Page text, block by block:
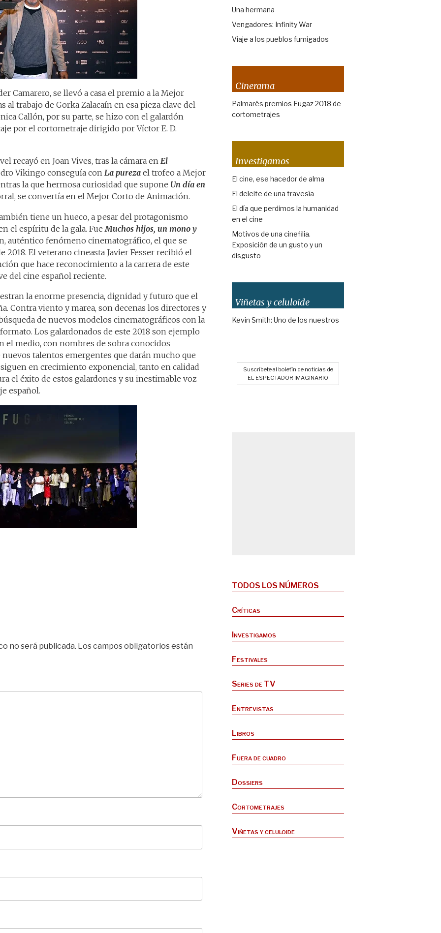
Camarero, se llevó a casa el premio a la Mejor
al trabajo de Gorka Zalacaín en esa pieza clave del
Callón, por su parte, se hizo con el galardón
por el cortometraje dirigido por Víctor E. D.
recayó en Joan Vives, tras la cámara en El
Vikingo conseguía conLa pureza el trofeo a Mejor
la que hermosa curiosidad que supone Un día en
se convertía en el Mejor Corto de Animación.
tiene un hueco, a pesar del protagonismo
el espíritu de la gala. Fue Muchos hijos, un mono y
auténtico fenómeno cinematográfico, el que se
2018. El veterano cineasta Javier Fesser recibió el
que hace reconocimiento a la carrera de este
del cine español reciente.
la enorme presencia, dignidad y futuro que el
Contra viento y marea, son decenas los directores y
de nuevos modelos cinematográficos con la
Los galardonados de este 2018 son ejemplo
el medio, con nombres de sobra conocidos
nuevos talentos emergentes que darán mucho que
siguen en crecimiento exponencial, tanto en calidad
el éxito de estos galardones y su inestimable voz
español.
no será publicada. Los campos obligatorios están
Una hermana
Vengadores: Infinity War
Viaje a los pueblos fumigados
Cinerama
Palmarés premios Fugaz 2018 de
cortometrajes
Investigamos
El cine, ese hacedor de alma
El deleite de una travesía
El día que perdimos la humanidad
en el cine
Motivos de una cinefilia.
Exposición de un gusto y un
disgusto
Viñetas y celuloide
Kevin Smith: Uno de los nuestros
Suscríbete al boletín de noticias de
EL ESPECTADOR IMAGINARIO
TODOS LOS NÚMEROS
Críticas
Investigamos
Festivales
Series de TV
Entrevistas
Libros
Fuera de cuadro
Dossiers
Cortometrajes
Viñetas y celuloide